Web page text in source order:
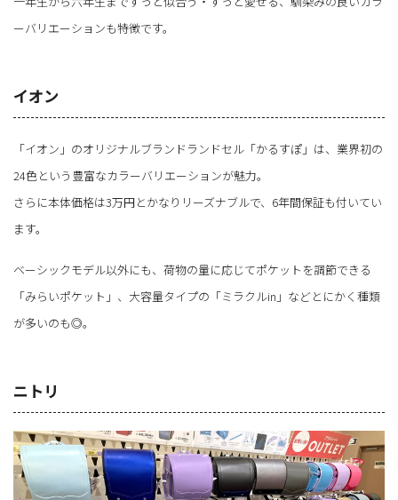
ーバリエーションも特徴です。
イオン
「イオン」のオリジナルブランドランドセル「かるすぽ」は、業界初の
24色という豊富なカラーバリエーションが魅力。
さらに本体価格は3万円とかなりリーズナブルで、6年間保証も付いてい
ます。
ベーシックモデル以外にも、荷物の量に応じてポケットを調節できる
「みらいポケット」、大容量タイプの「ミラクルin」などとにかく種類
が多いのも◎。
ニトリ